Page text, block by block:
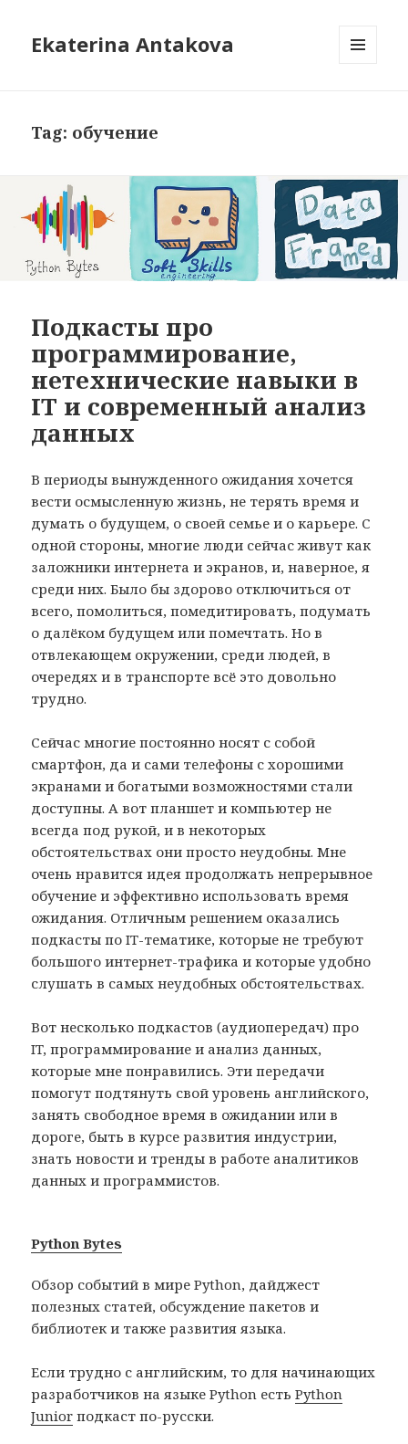
Ekaterina Antakova
Tag: обучение
Подкасты про
программирование,
нетехнические навыки в
IT и современный анализ
данных
В периоды вынужденного ожидания хочется
вести осмысленную жизнь, не терять время и
думать о будущем, о своей семье и о карьере. С
одной стороны, многие люди сейчас живут как
заложники интернета и экранов, и, наверное, я
среди них. Было бы здорово отключиться от
всего, помолиться, помедитировать, подумать
о далёком будущем или помечтать. Но в
отвлекающем окружении, среди людей, в
очередях и в транспорте всё это довольно
трудно.
Сейчас многие постоянно носят с собой
смартфон, да и сами телефоны с хорошими
экранами и богатыми возможностями стали
доступны. А вот планшет и компьютер не
всегда под рукой, и в некоторых
обстоятельствах они просто неудобны. Мне
очень нравится идея продолжать непрерывное
обучение и эффективно использовать время
ожидания. Отличным решением оказались
подкасты по IT-тематике, которые не требуют
большого интернет-трафика и которые удобно
слушать в самых неудобных обстоятельствах.
Вот несколько подкастов (аудиопередач) про
IT, программирование и анализ данных,
которые мне понравились. Эти передачи
помогут подтянуть свой уровень английского,
занять свободное время в ожидании или в
дороге, быть в курсе развития индустрии,
знать новости и тренды в работе аналитиков
данных и программистов.
Python Bytes
Обзор событий в мире Python, дайджест
полезных статей, обсуждение пакетов и
библиотек и также развития языка.
Если трудно с английским, то для начинающих
разработчиков на языке Python естьPython
Junior подкаст по-русски.